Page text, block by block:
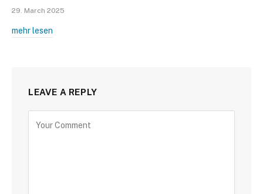
29. March 2025
mehr lesen
LEAVE A REPLY